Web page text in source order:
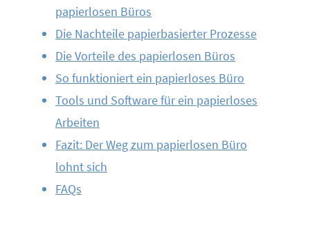
papierlosen Büros
Die Nachteile papierbasierter Prozesse
Die Vorteile des papierlosen Büros
So funktioniert ein papierloses Büro
Tools und Software für ein papierloses
Arbeiten
Fazit: Der Weg zum papierlosen Büro
lohnt sich
FAQs